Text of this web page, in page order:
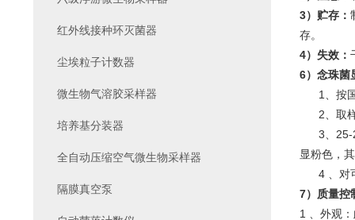
3）贮存：
存。
4）失效：
6）念珠菌
1、按国
2、取样
3、25-
显粉色，
4 、对可
7）质量控
1 、外观
红外线接种环灭菌器
尘埃粒子计数器
微生物气溶胶采样器
培养基分装器
全自动压缩空气微生物采样器
隔膜真空泵